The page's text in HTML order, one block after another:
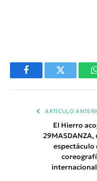
FacebookTwitter
ARTÍCULO
El Hierro
29MASDANZA,
espectáculo